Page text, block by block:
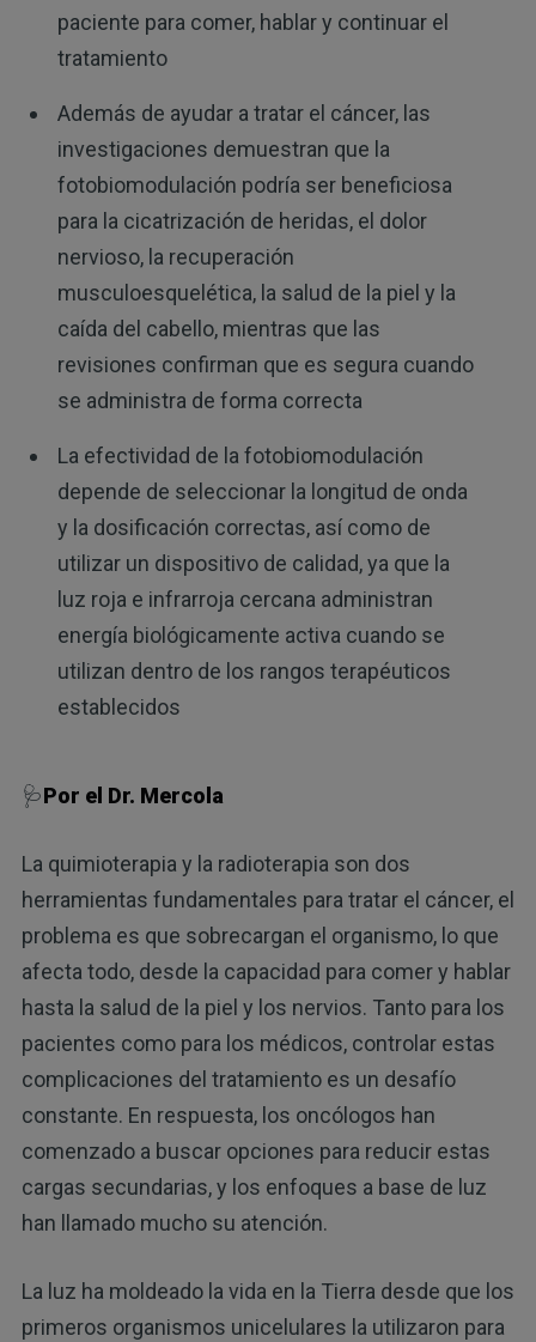
paciente para comer, hablar y continuar el
tratamiento
Además de ayudar a tratar el cáncer, las
investigaciones demuestran que la
fotobiomodulación podría ser beneficiosa
para la cicatrización de heridas, el dolor
nervioso, la recuperación
musculoesquelética, la salud de la piel y la
caída del cabello, mientras que las
revisiones confirman que es segura cuando
se administra de forma correcta
La efectividad de la fotobiomodulación
depende de seleccionar la longitud de onda
y la dosificación correctas, así como de
utilizar un dispositivo de calidad, ya que la
luz roja e infrarroja cercana administran
energía biológicamente activa cuando se
utilizan dentro de los rangos terapéuticos
establecidos
🩺Por el Dr. Mercola
La quimioterapia y la radioterapia son dos
herramientas fundamentales para tratar el cáncer, el
problema es que sobrecargan el organismo, lo que
afecta todo, desde la capacidad para comer y hablar
hasta la salud de la piel y los nervios. Tanto para los
pacientes como para los médicos, controlar estas
complicaciones del tratamiento es un desafío
constante. En respuesta, los oncólogos han
comenzado a buscar opciones para reducir estas
cargas secundarias, y los enfoques a base de luz
han llamado mucho su atención.
La luz ha moldeado la vida en la Tierra desde que los
primeros organismos unicelulares la utilizaron para